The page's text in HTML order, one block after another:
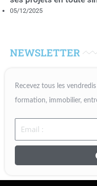
05/12/2025
NEWSLETTER
Recevez tous les
formation, immobilier,
Email